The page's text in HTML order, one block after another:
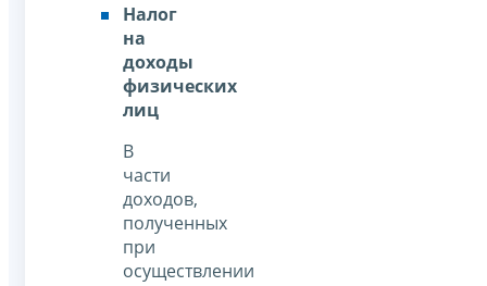
Налог
на
доходы
физических
лиц
В
части
доходов,
полученных
при
осуществлении